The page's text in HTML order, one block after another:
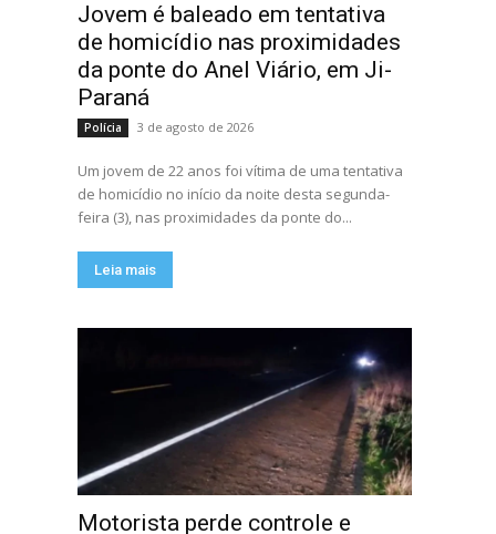
Jovem é baleado em tentativa
de homicídio nas proximidades
da ponte do Anel Viário, em Ji-
Paraná
Polícia 3 de agosto de 2026
Um jovem de 22 anos foi vítima de uma tentativa
de homicídio no início da noite desta segunda-
feira (3), nas proximidades da ponte do...
Leia mais
Motorista perde controle e